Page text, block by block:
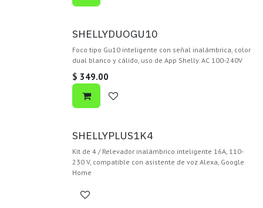
SHELLYDUOGU10
Foco tipo Gu10 inteligente con señal inalámbrica, color
dual blanco y cálido, uso de App Shelly. AC 100-240V
$ 349.00
SHELLYPLUS1K4
Kit de 4 / Relevador inalámbrico inteligente 16A, 110-
230 V, compatible con asistente de voz Alexa, Google
Home